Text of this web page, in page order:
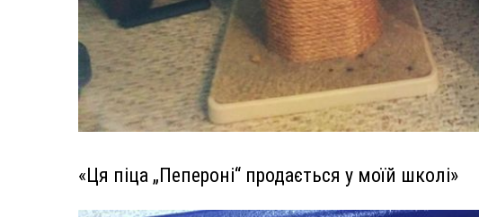
«Ця піца „Пепероні“ продається у моїй школі»